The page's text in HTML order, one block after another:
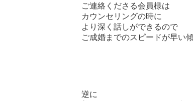
ご連絡くださる会員様は
カウンセリングの時に
より深く話しができるので
ご成婚までのスピードが早い
逆に